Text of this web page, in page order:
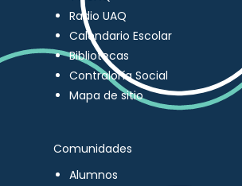
Radio UAQ
Calendario Escolar
Bibliotecas
Contraloría Social
Mapa de sitio
Comunidades
Alumnos